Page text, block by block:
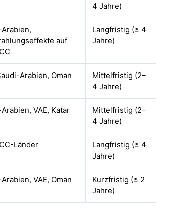
4 Jahre)
auf
Langfristig (≥ 4
Jahre)
Arabien, Oman
Mittelfristig (2–
4 Jahre)
VAE, Katar
Mittelfristig (2–
4 Jahre)
Länder
Langfristig (≥ 4
Jahre)
VAE, Oman
Kurzfristig (≤ 2
Jahre)